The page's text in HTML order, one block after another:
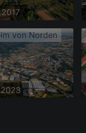
von Norden